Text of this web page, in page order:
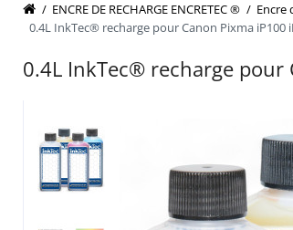
ENCRE DE RECHARGE ENCRETEC ® Encre
0.4L InkTec® recharge pour Canon Pixma iP100
0.4L InkTec® recharge pour